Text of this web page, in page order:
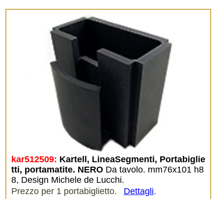
kar512509: Kartell, LineaSegmenti, Portabiglie
tti, portamatite. NERO Da tavolo. mm76x101 h8
8, Design Michele de Lucchi.
Prezzo per 1 portabiglietto.
Dettagli.